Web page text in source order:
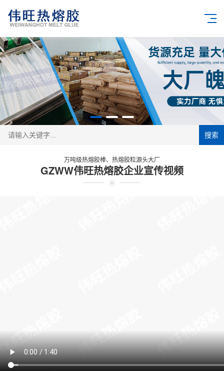
搜索
万吨级热熔胶棒、热熔胶粒源头大厂
GZWW伟旺热熔胶企业宣传视频